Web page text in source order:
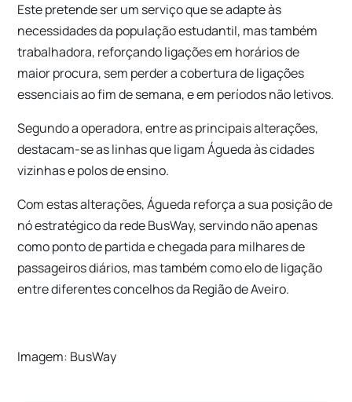
Este pretende ser um serviço que se adapte às
necessidades da população estudantil, mas também
trabalhadora, reforçando ligações em horários de
maior procura, sem perder a cobertura de ligações
essenciais ao fim de semana, e em períodos não letivos.
Segundo a operadora, entre as principais alterações,
destacam-se as linhas que ligam Águeda às cidades
vizinhas e polos de ensino.
Com estas alterações, Águeda reforça a sua posição de
nó estratégico da rede BusWay, servindo não apenas
como ponto de partida e chegada para milhares de
passageiros diários, mas também como elo de ligação
entre diferentes concelhos da Região de Aveiro.
Imagem: BusWay